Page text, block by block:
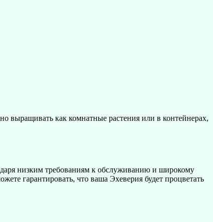
выращивать как комнатные растения или в контейнерах,
низким требованиям к обслуживанию и широкому
гарантировать, что ваша Эхеверия будет процветать